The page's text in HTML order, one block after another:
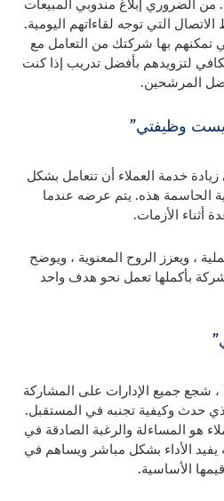
من الضروري إبلاغ مندوبي المبيعات
التي توجه لقاءاتهم اليومية.
تمكنهم بها شركتك من التعامل مع
لتزويدهم بأفضل تدريب إذا كنت
المرشحين.
وظيفتي”
خدمة العملاء أن تتعامل بشكل
الحاسمة هذه. يتم عرضه عندما
أثناء الأزمات.
، ويعزز الروح المعنوية ، ويوضح
بأكملها تعمل نحو هدف واحد
، شجع جميع الإدارات على المشاركة
حدث وكيفية تجنبه في المستقبل.
هو المساءلة والرغبة الصادقة في
يفيد الأداء بشكل مباشر ويساهم في
الأساسية.